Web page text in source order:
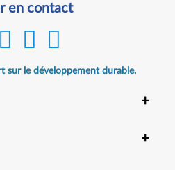
en contact
sur le développement durable.
+
+